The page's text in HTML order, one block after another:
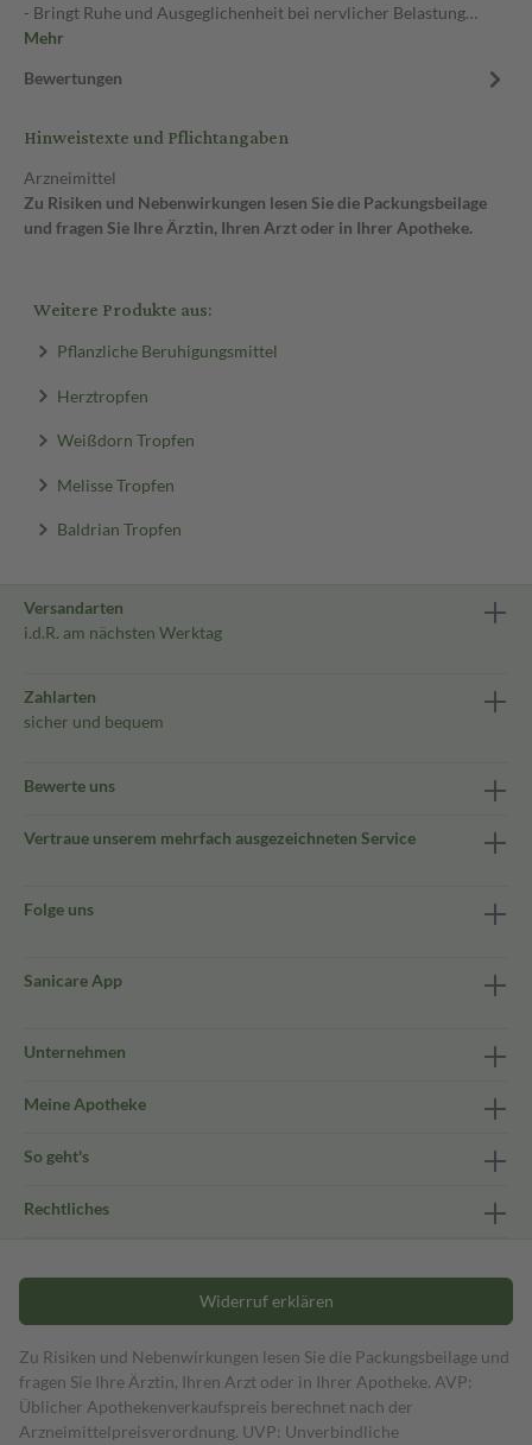
- Bringt Ruhe und Ausgeglichenheit bei nervlicher Belastung…
Mehr
Bewertungen
Hinweistexte und Pflichtangaben
Arzneimittel
Zu Risiken und Nebenwirkungen lesen Sie die Packungsbeilage
und fragen Sie Ihre Ärztin, Ihren Arzt oder in Ihrer Apotheke.
Weitere Produkte aus:
Pflanzliche Beruhigungsmittel
Herztropfen
Weißdorn Tropfen
Melisse Tropfen
Baldrian Tropfen
Versandarten
i.d.R. am nächsten Werktag
Zahlarten
sicher und bequem
Bewerte uns
Vertraue unserem mehrfach ausgezeichneten Service
Folge uns
Sanicare App
Unternehmen
Meine Apotheke
So geht's
Rechtliches
Widerruf erklären
Zu Risiken und Nebenwirkungen lesen Sie die Packungsbeilage und
fragen Sie Ihre Ärztin, Ihren Arzt oder in Ihrer Apotheke. AVP:
Üblicher Apothekenverkaufspreis berechnet nach der
Arzneimittelpreisverordnung. UVP: Unverbindliche